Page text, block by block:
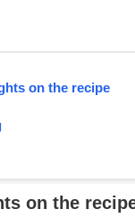
on the recipe
on the